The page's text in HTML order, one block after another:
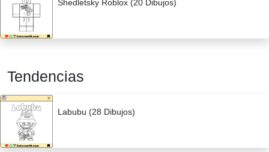
Shedletsky Roblox (20 Dibujos)
Tendencias
Labubu (28 Dibujos)